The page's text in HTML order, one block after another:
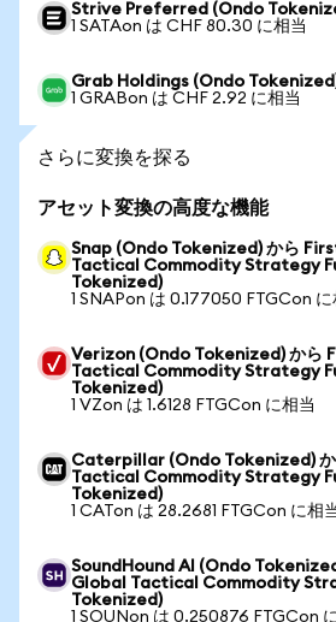
Strive Preferred (Ondo
1 SATAon は CHF 80.30 に相当
Grab Holdings (Ondo
1 GRABon は CHF 2.92 に相当
さらに変換を探る
アセット変換の高度な機能
Snap (Ondo Tokenized) から
Tactical Commodity Strategy
Tokenized)
1 SNAPon は 0.177050 FTGCon に
Verizon (Ondo Tokenized) から
Tactical Commodity Strategy
Tokenized)
1 VZon は 1.6128 FTGCon に相当
Caterpillar (Ondo Tokenized)
Tactical Commodity Strategy
Tokenized)
1 CATon は 28.2681 FTGCon に相
SoundHound AI (Ondo
Global Tactical Commodity
Tokenized)
1 SOUNon は 0.250876 FTGCon